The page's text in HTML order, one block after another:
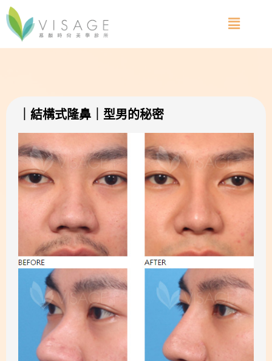
｜結構式隆鼻｜型男的秘密